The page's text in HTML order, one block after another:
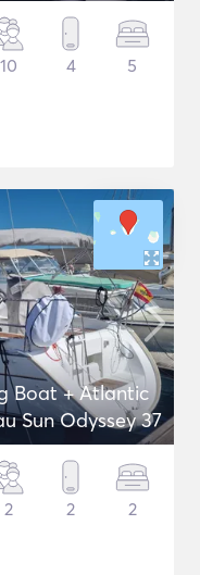
10 4 5
Boat + Atlantic
Sun Odyssey 37
2 2 2